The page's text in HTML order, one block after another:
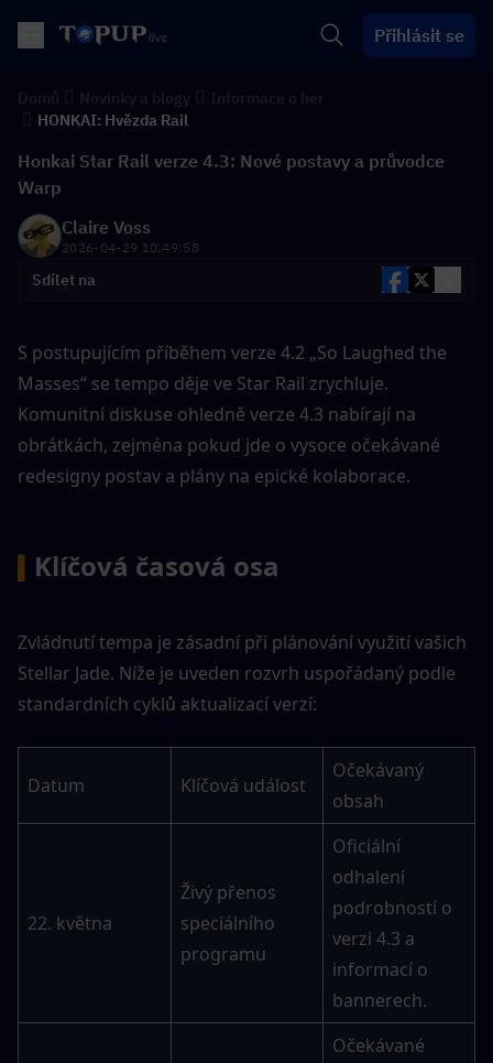
Přihlásit se
HONKAI: Hvězda Rail
Honkai Star Rail verze 4.3: Nové postavy a průvodce
Warp
Claire Voss
2026-04-29 10:49:58
Sdílet na
S postupujícím příběhem verze 4.2 „So Laughed the
Masses“ se tempo děje ve Star Rail zrychluje.
Komunitní diskuse ohledně verze 4.3 nabírají na
obrátkách, zejména pokud jde o vysoce očekávané
redesigny postav a plány na epické kolaborace.
Klíčová časová osa
Zvládnutí tempa je zásadní při plánování využití vašich
Stellar Jade. Níže je uveden rozvrh uspořádaný podle
standardních cyklů aktualizací verzí:
Datum Klíčová událost
Očekávaný
obsah
22. května
Živý přenos
speciálního
programu
Oficiální
odhalení
podrobností o
verzi 4.3 a
informací o
bannerech.
Očekávané